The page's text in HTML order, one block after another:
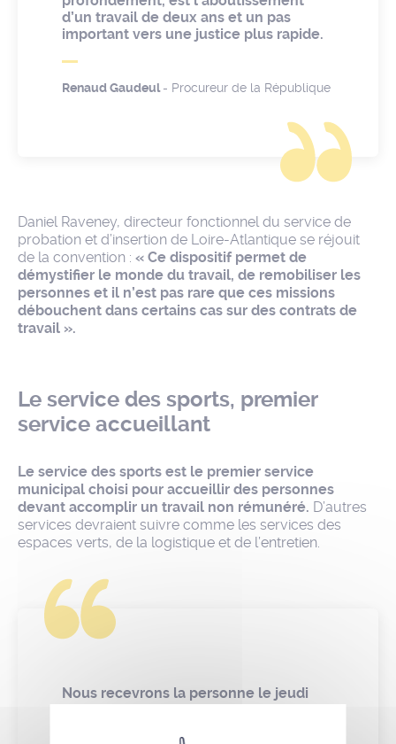
d’un travail de deux ans et un pas
important vers une justice plus rapide.
Renaud Gaudeul- Procureur de la République
Daniel Raveney, directeur fonctionnel du service de
probation et d’insertion de Loire-Atlantique se réjouit
de la convention : « Ce dispositif permet de
démystifier le monde du travail, de remobiliser les
personnes et il n’est pas rare que ces missions
débouchent dans certains cas sur des contrats de
travail ».
Le service des sports, premier
service accueillant
Le service des sports est le premier service
municipal choisi pour accueillir des personnes
devant accomplir un travail non rémunéré. D’autres
services devraient suivre comme les services des
espaces verts, de la logistique et de l’entretien.
Nous recevrons la personne le jeudi
matin pour un démarrage le lundi